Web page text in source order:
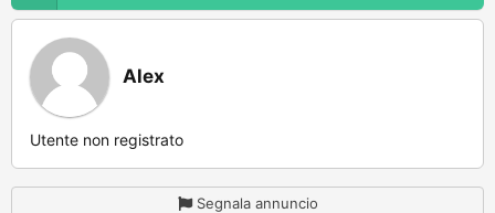
Alex
Utente non registrato
Segnala annuncio